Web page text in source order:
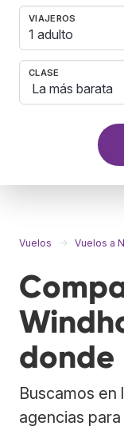
VIAJEROS
1 adulto
CLASE
Vuelos Vuelos a
donde
Buscamos en
agencias